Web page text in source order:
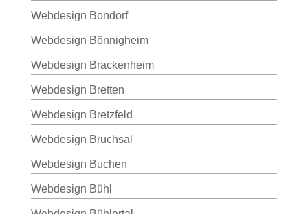
Webdesign Bondorf
Webdesign Bönnigheim
Webdesign Brackenheim
Webdesign Bretten
Webdesign Bretzfeld
Webdesign Bruchsal
Webdesign Buchen
Webdesign Bühl